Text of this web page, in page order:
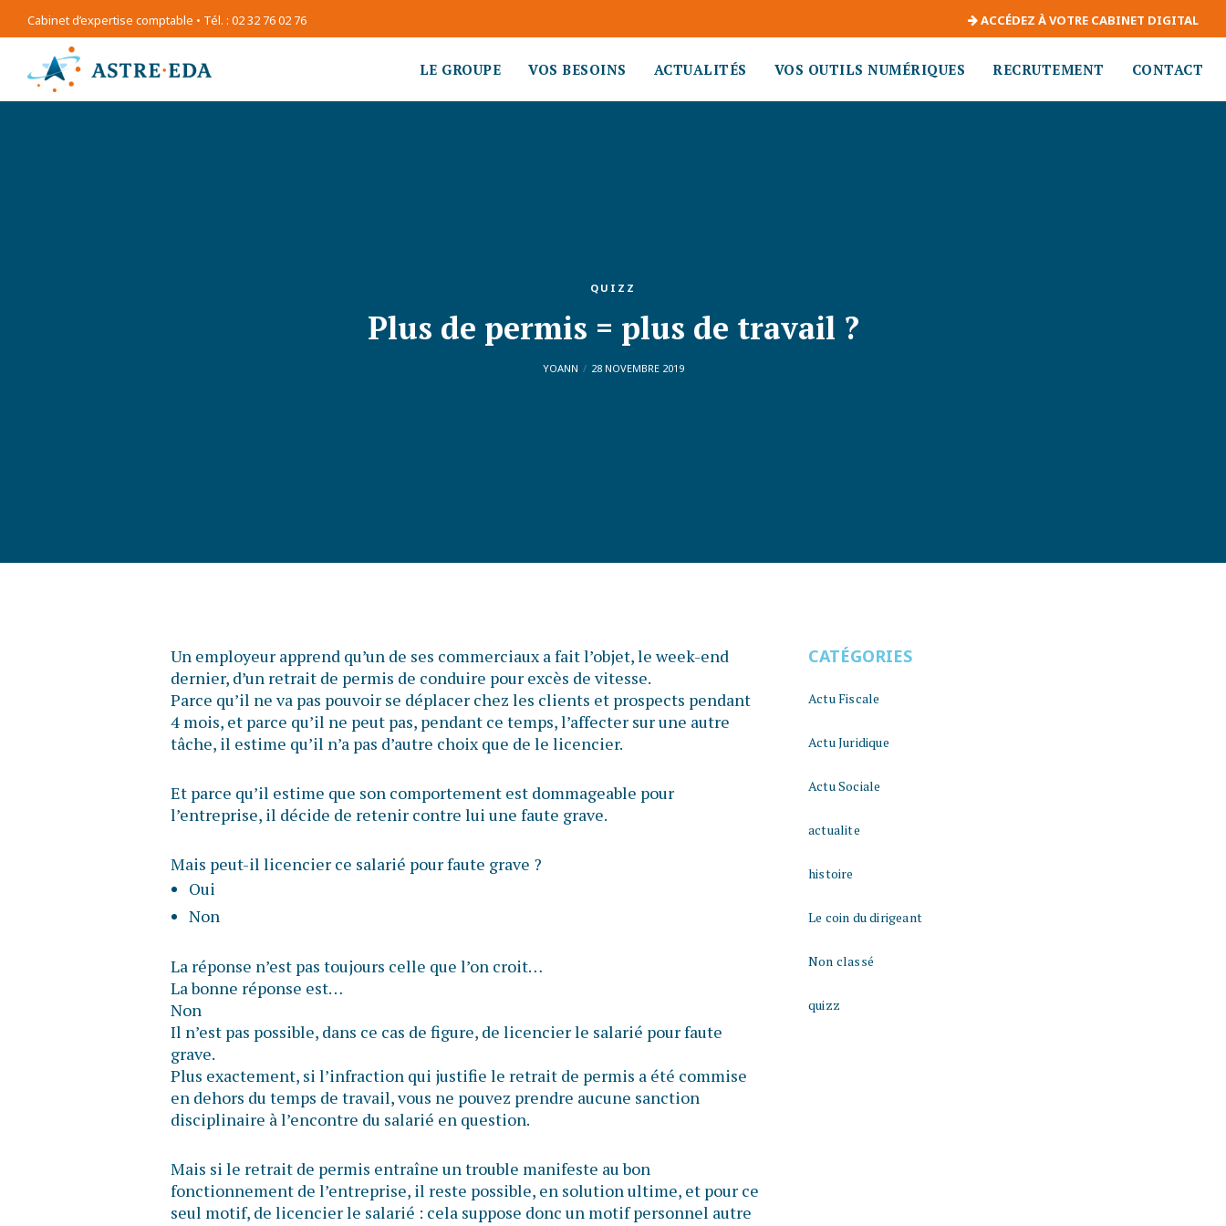
Cabinet d’expertise comptable • Tél. : 02 32 76 02 76 ACCÉDEZ À VOTRE CABINET DIGITAL
LE GROUPE VOS BESOINS ACTUALITÉS VOS OUTILS NUMÉRIQUES RECRUTEMENT CONTACT
QUIZZ
Plus de permis = plus de travail ?
YOANN 28 NOVEMBRE 2019
Un employeur apprend qu’un de ses commerciaux a fait l’objet, le week-end
dernier, d’un retrait de permis de conduire pour excès de vitesse.
Parce qu’il ne va pas pouvoir se déplacer chez les clients et prospects pendant
4 mois, et parce qu’il ne peut pas, pendant ce temps, l’affecter sur une autre
tâche, il estime qu’il n’a pas d’autre choix que de le licencier.
Et parce qu’il estime que son comportement est dommageable pour
l’entreprise, il décide de retenir contre lui une faute grave.
Mais peut-il licencier ce salarié pour faute grave ?
Oui
Non
La réponse n’est pas toujours celle que l’on croit…
La bonne réponse est…
Non
Il n’est pas possible, dans ce cas de figure, de licencier le salarié pour faute
grave.
Plus exactement, si l’infraction qui justifie le retrait de permis a été commise
en dehors du temps de travail, vous ne pouvez prendre aucune sanction
disciplinaire à l’encontre du salarié en question.
Mais si le retrait de permis entraîne un trouble manifeste au bon
fonctionnement de l’entreprise, il reste possible, en solution ultime, et pour ce
seul motif, de licencier le salarié : cela suppose donc un motif personnel autre
CATÉGORIES
Actu Fiscale
Actu Juridique
Actu Sociale
actualite
histoire
Le coin du dirigeant
Non classé
quizz